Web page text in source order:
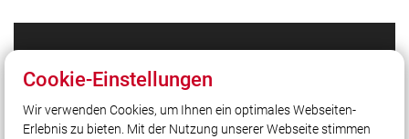
Gott zur Ehr', dem Nächsten zur Wehr!
Spendenkonto:
Cookie-Einstellungen
Wir verwenden Cookies, um Ihnen ein optimales Webseiten-
Erlebnis zu bieten. Mit der Nutzung unserer Webseite stimmen